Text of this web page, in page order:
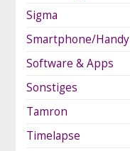
Sigma
Smartphone/Handy
Software & Apps
Sonstiges
Tamron
Timelapse